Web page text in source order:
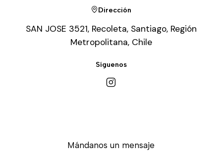
Dirección
SAN JOSE 3521, Recoleta, Santiago, Región
Metropolitana, Chile
Síguenos
Mándanos un mensaje